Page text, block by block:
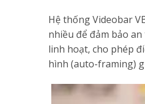
Hệ thống Videobar
nhiều để đảm bảo
linh hoạt, cho phép
hình (auto-framing)